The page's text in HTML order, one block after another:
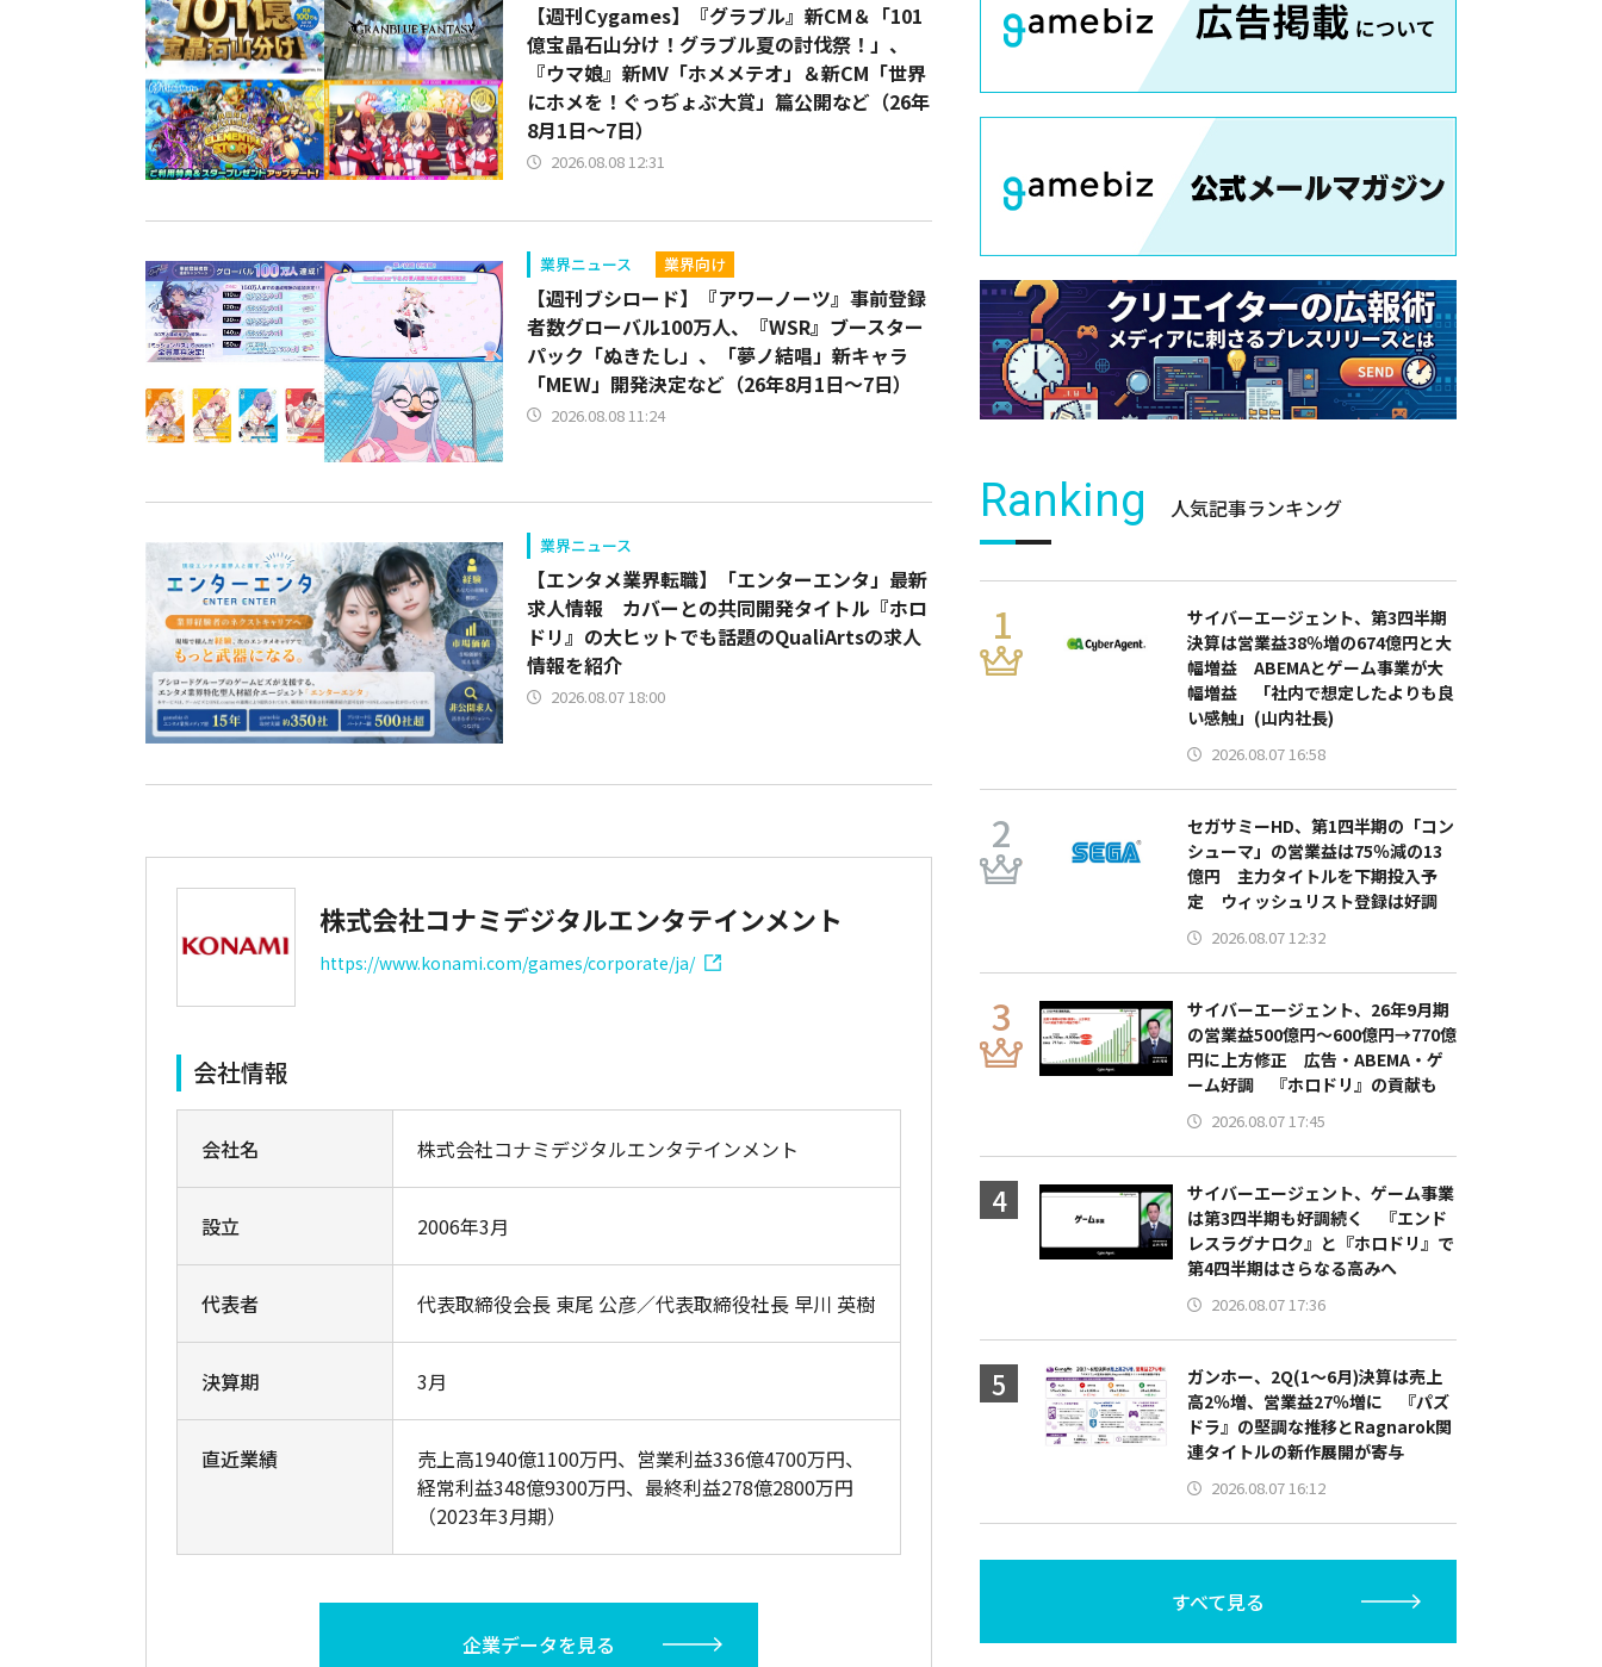
【週刊Cygames】『グラブル』新CM＆「101
億宝晶石山分け！グラブル夏の討伐祭！」、
『ウマ娘』新MV「ホメメテオ」＆新CM「世界
にホメを！ぐっぢょぶ大賞」篇公開など（26年
8月1日～7日）
2026.08.08 12:31
業界ニュース 業界向け
【週刊ブシロード】『アワーノーツ』事前登録
者数グローバル100万人、『WSR』ブースター
パック「ぬきたし」、「夢ノ結唱」新キャラ
「MEW」開発決定など（26年8月1日～7日）
2026.08.08 11:24
業界ニュース
【エンタメ業界転職】「エンターエンタ」最新
求人情報 カバーとの共同開発タイトル『ホロ
ドリ』の大ヒットでも話題のQualiArtsの求人
情報を紹介
2026.08.07 18:00
株式会社コナミデジタルエンタテインメント
https://www.konami.com/games/corporate/ja/
会社情報
会社名 株式会社コナミデジタルエンタテインメント
設立 2006年3月
代表者 代表取締役会長 東尾 公彦／代表取締役社長 早川 英樹
決算期 3月
直近業績
売上高1940億1100万円、営業利益336億4700万円、
経常利益348億9300万円、最終利益278億2800万円
（2023年3月期）
企業データを見る
Ranking 人気記事ランキング
サイバーエージェント、第3四半期
決算は営業益38％増の674億円と大
幅増益 ABEMAとゲーム事業が大
幅増益 「社内で想定したよりも良
い感触」(山内社長)
2026.08.07 16:58
セガサミーHD、第1四半期の「コン
シューマ」の営業益は75％減の13
億円 主力タイトルを下期投入予
定 ウィッシュリスト登録は好調
2026.08.07 12:32
サイバーエージェント、26年9月期
の営業益500億円～600億円→770億
円に上方修正 広告・ABEMA・ゲ
ーム好調 『ホロドリ』の貢献も
2026.08.07 17:45
サイバーエージェント、ゲーム事業
は第3四半期も好調続く 『エンド
レスラグナロク』と『ホロドリ』で
第4四半期はさらなる高みへ
2026.08.07 17:36
ガンホー、2Q(1～6月)決算は売上
高2％増、営業益27％増に 『パズ
ドラ』の堅調な推移とRagnarok関
連タイトルの新作展開が寄与
2026.08.07 16:12
すべて見る